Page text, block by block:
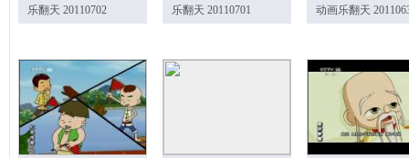
乐翻天 20110702
乐翻天 20110701
动画乐翻天